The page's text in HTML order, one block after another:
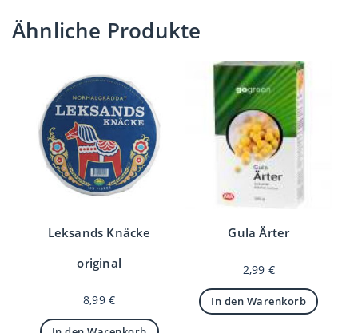
Ähnliche Produkte
Leksands Knäcke
original
8,99€
Gula Ärter
2,99 €
In den Warenkorb